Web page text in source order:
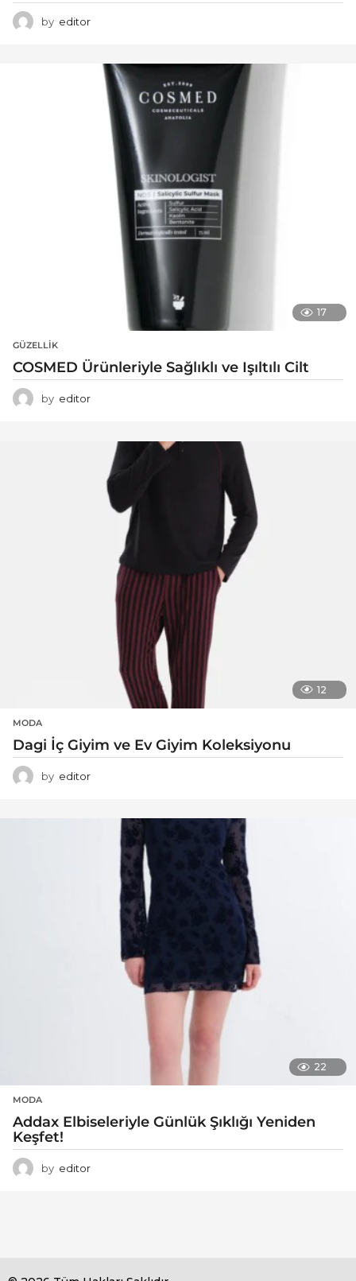
by editor
17
GÜZELLIK
COSMED Ürünleriyle Sağlıklı ve Işıltılı Cilt
by editor
12
MODA
Dagi İç Giyim ve Ev Giyim Koleksiyonu
by editor
22
MODA
Addax Elbiseleriyle Günlük Şıklığı Yeniden
Keşfet!
by editor